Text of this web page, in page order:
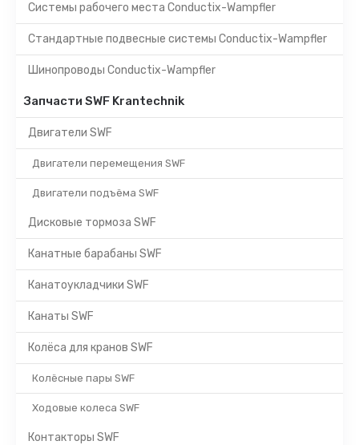
Системы рабочего места Conductix-Wampfler
Стандартные подвесные системы Conductix-Wampfler
Шинопроводы Conductix-Wampfler
Запчасти SWF Krantechnik
Двигатели SWF
Двигатели перемещения SWF
Двигатели подъёма SWF
Дисковые тормоза SWF
Канатные барабаны SWF
Канатоукладчики SWF
Канаты SWF
Колёса для кранов SWF
Колёсные пары SWF
Ходовые колеса SWF
Контакторы SWF